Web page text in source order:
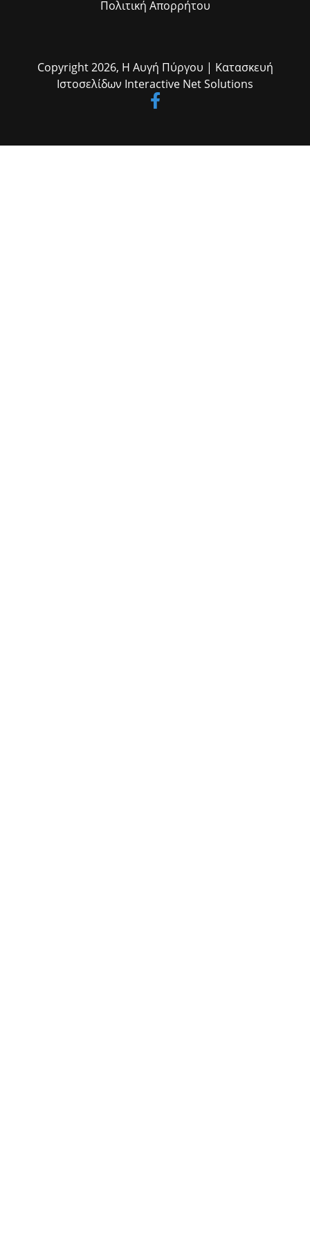
Πολιτική Απορρήτου
Copyright 2026, Η Αυγή Πύργου | Κατασκευή
Ιστοσελίδων Interactive Net Solutions